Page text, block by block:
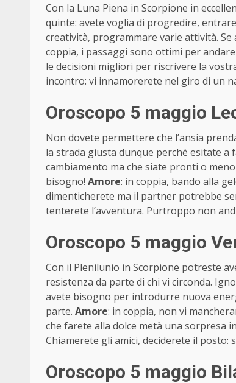
Con la Luna Piena in Scorpione in
quinte: avete voglia di progredire,
creatività, programmare varie attività.
coppia, i passaggi sono ottimi per
le decisioni migliori per riscrivere la
incontro: vi innamorerete nel giro di un
Oroscopo 5 maggio
Non dovete permettere che l’ansia
la strada giusta dunque perché esitate
cambiamento ma che siate pronti o
bisogno! Amore: in coppia, bando alla
dimenticherete ma il partner potrebbe
tenterete l’avventura. Purtroppo non
Oroscopo 5 maggio
Con il Plenilunio in Scorpione potreste
resistenza da parte di chi vi circonda.
avete bisogno per introdurre nuova
parte. Amore: in coppia, non vi
che farete alla dolce metà una sorpresa
Chiamerete gli amici, deciderete il
Oroscopo 5 maggio